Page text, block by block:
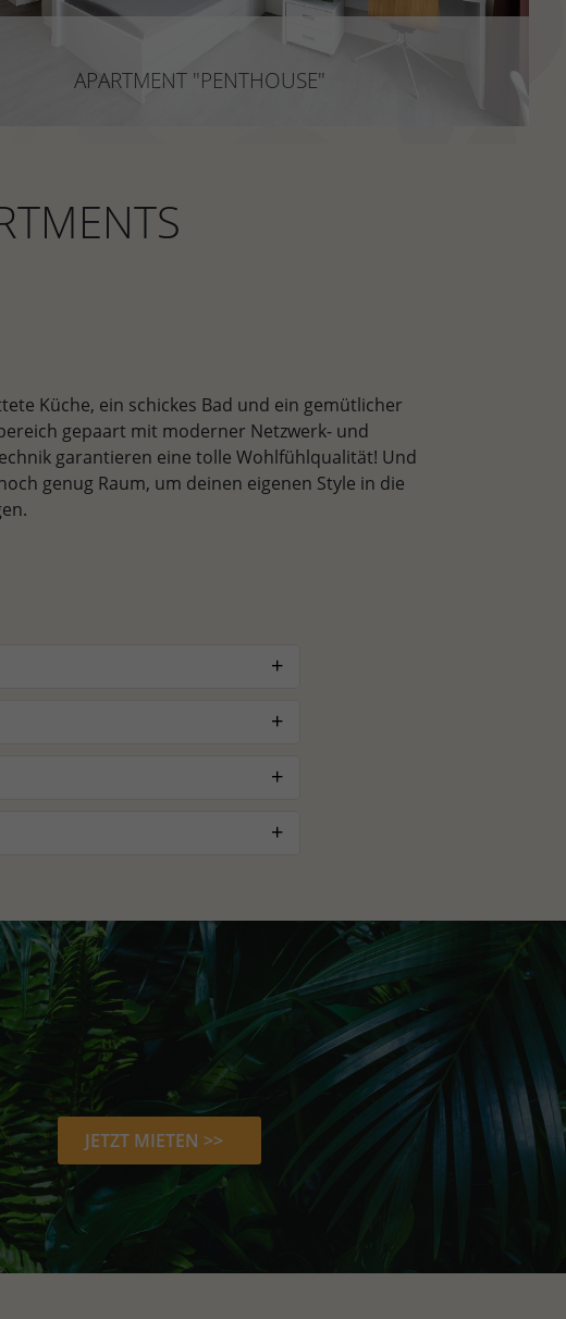
APARTMENT "PENTHOUSE"
APARTMENT "PENTHOUSE"
ca. 23 - 24 m²
der Stadt: Helles Penthouse mit tollem Ausblick!
Küche, ein schickes Bad und ein gemütlicher
gepaart mit moderner Netzwerk- und
garantieren eine tolle Wohlfühlqualität! Und
genug Raum, um deinen eigenen Style in die
JETZT MIETEN >>